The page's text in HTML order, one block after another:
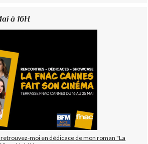
à 16H
moi en dédicace de mon roman "La